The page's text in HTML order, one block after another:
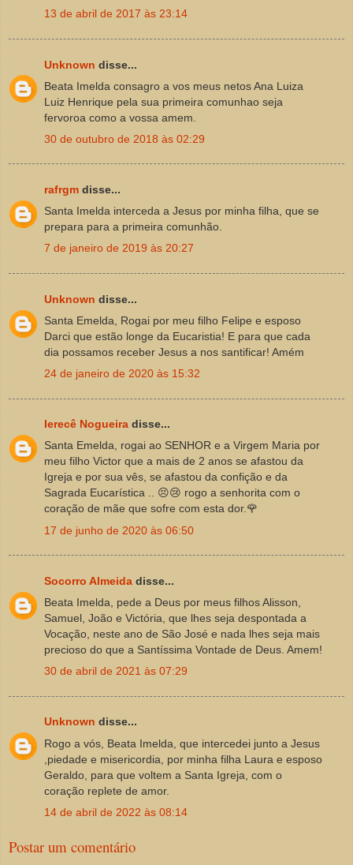
13 de abril de 2017 às 23:14
Unknown disse...
Beata Imelda consagro a vos meus netos Ana Luiza
Luiz Henrique pela sua primeira comunhao seja
fervoroa como a vossa amem.
30 de outubro de 2018 às 02:29
rafrgm disse...
Santa Imelda interceda a Jesus por minha filha, que se
prepara para a primeira comunhão.
7 de janeiro de 2019 às 20:27
Unknown disse...
Santa Emelda, Rogai por meu filho Felipe e esposo
Darci que estão longe da Eucaristia! E para que cada
dia possamos receber Jesus a nos santificar! Amém
24 de janeiro de 2020 às 15:32
Ierecê Nogueira disse...
Santa Emelda, rogai ao SENHOR e a Virgem Maria por
meu filho Victor que a mais de 2 anos se afastou da
Igreja e por sua vês, se afastou da confição e da
Sagrada Eucarística .. 😣😢 rogo a senhorita com o
coração de mãe que sofre com esta dor.🌹
17 de junho de 2020 às 06:50
Socorro Almeida disse...
Beata Imelda, pede a Deus por meus filhos Alisson,
Samuel, João e Victória, que lhes seja despontada a
Vocação, neste ano de São José e nada lhes seja mais
precioso do que a Santíssima Vontade de Deus. Amem!
30 de abril de 2021 às 07:29
Unknown disse...
Rogo a vós, Beata Imelda, que intercedei junto a Jesus
,piedade e misericordia, por minha filha Laura e esposo
Geraldo, para que voltem a Santa Igreja, com o
coração replete de amor.
14 de abril de 2022 às 08:14
Postar um comentário